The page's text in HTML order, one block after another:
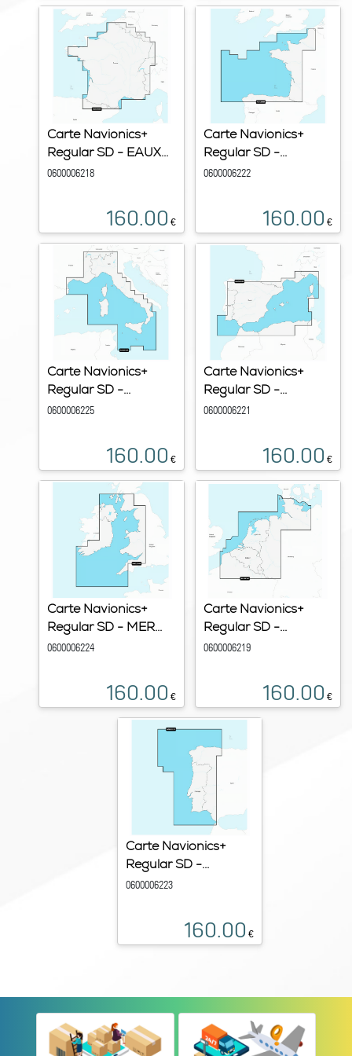
Carte Navionics+
Regular SD - EAUX...
0600006218
160.00 €
Carte Navionics+
Regular SD -...
0600006222
160.00 €
Carte Navionics+
Regular SD -...
0600006225
160.00 €
Carte Navionics+
Regular SD -...
0600006221
160.00 €
Carte Navionics+
Regular SD - MER...
0600006224
160.00 €
Carte Navionics+
Regular SD -...
0600006219
160.00 €
Carte Navionics+
Regular SD -...
0600006223
160.00 €